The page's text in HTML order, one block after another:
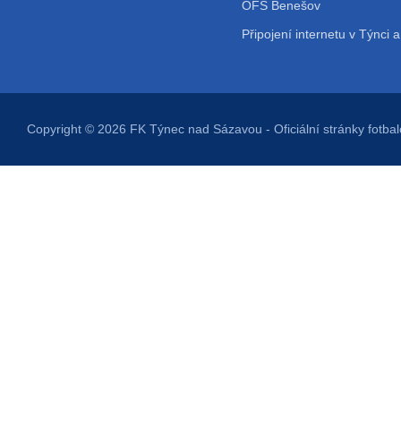
OFS Benešov
Připojení internetu v Týnci
Copyright © 2026 FK Týnec nad Sázavou - Oficiální stránky